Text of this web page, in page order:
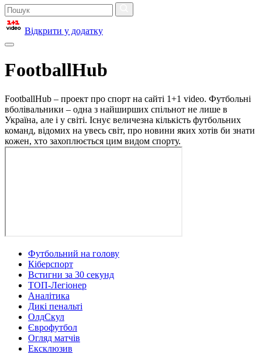
Відкрити у додатку
FootballHub
FootballHub – проект про спорт на сайті 1+1 video. Футбольні
вболівальники – одна з найширших спільнот не лише в
Україна, але і у світі. Існує величезна кількість футбольних
команд, відомих на увесь світ, про новини яких хотів би знати
кожен, хто захоплюється цим видом спорту.
Футбольний на голову
Кіберспорт
Встигни за 30 секунд
ТОП-Легіонер
Аналітика
Дикі пенальті
ОлдСкул
Єврофутбол
Огляд матчів
Ексклюзив